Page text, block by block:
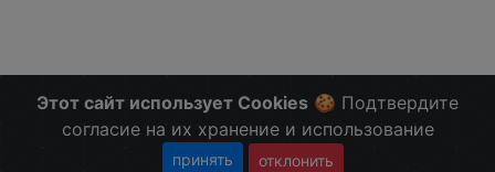
Этот сайт использует Cookies 🍪 Подтвердите
согласие на их хранение и использование
принять отклонить